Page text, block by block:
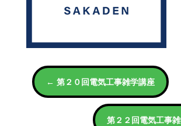
← 第２０回電気工事雑学講座
第２２回電気工事